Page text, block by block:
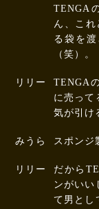
TENGA
ん、これ
る袋を
（笑）。
リリー
TENGA
に売って
気が引け
みうら スポンジ
リリー
だから
ンがいい
て男とし